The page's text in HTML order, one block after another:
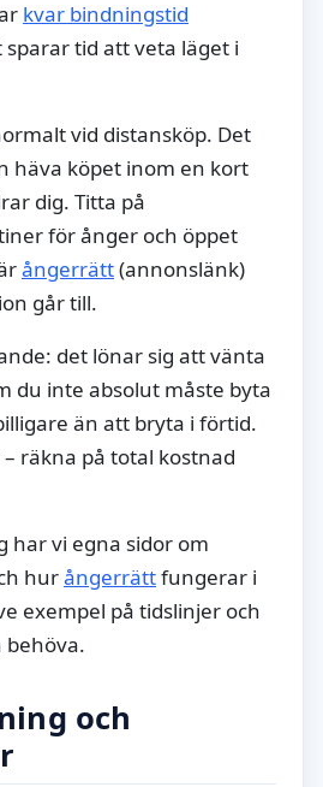
kvar bindningstid
tid att veta läget i
vid distansköp. Det
häva köpet inom en kort
dig. Titta på
för ånger och öppet
ångerrätt(annonslänk)
går till.
det lönar sig att vänta
du inte absolut måste byta
än att bryta i förtid.
räkna på total kostnad
har vi egna sidor om
hurångerrättfungerar i
exempel på tidslinjer och
behöva.
och